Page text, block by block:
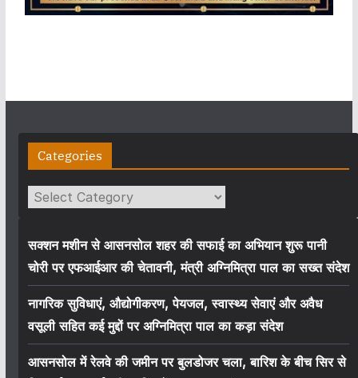
Categories
Categories
सक्शन मशीन से आसनसोल शहर की सफाई का अभियान शुरू पानी
चोरी पर एफआईआर की चेतावनी, मंत्री अग्निमित्रा पाल का सख्त संदेश
नागरिक सुविधाएं, औद्योगीकरण, पेयजल, स्वास्थ्य सेवाएं और अवैध
वसूली सहित कई मुद्दों पर अग्निमित्रा पाल का कड़ा संदेश
आसनसोल में रेलवे की जमीन पर बुलडोजर चला, बारिश के बीच सिर से